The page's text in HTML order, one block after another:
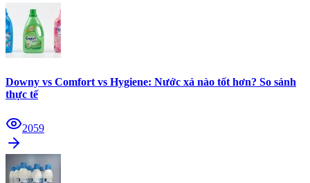
Downy vs Comfort vs Hygiene: Nước xả nào tốt hơn? So sánh
thực tế
2059